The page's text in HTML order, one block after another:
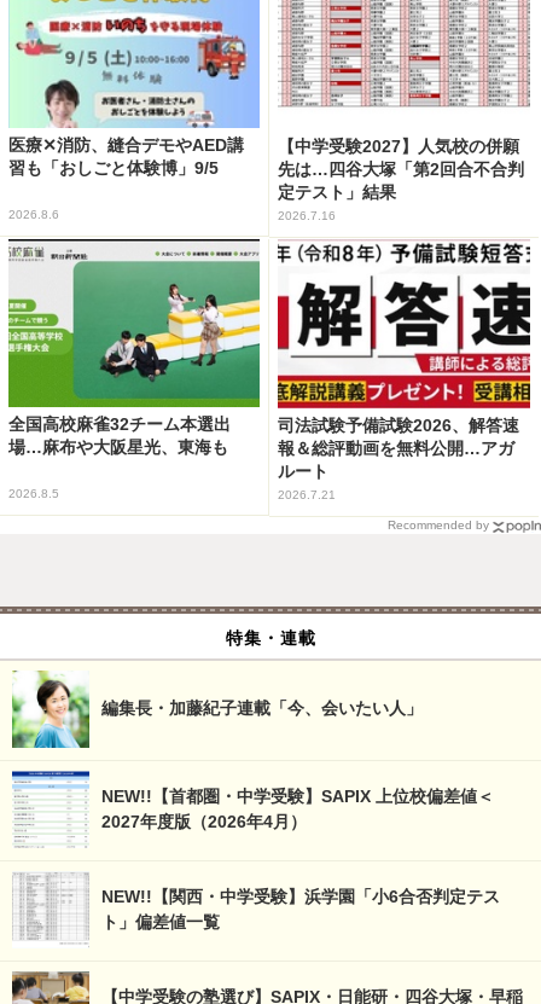
医療✕消防、縫合デモやAED講
習も「おしごと体験博」9/5
2026.8.6
【中学受験2027】人気校の併願
先は…四谷大塚「第2回合不合判
定テスト」結果
2026.7.16
全国高校麻雀32チーム本選出
場…麻布や大阪星光、東海も
2026.8.5
司法試験予備試験2026、解答速
報＆総評動画を無料公開…アガ
ルート
2026.7.21
Recommended by
特集・連載
編集長・加藤紀子連載「今、会いたい人」
NEW!!【首都圏・中学受験】SAPIX 上位校偏差値＜
2027年度版（2026年4月）
NEW!!【関西・中学受験】浜学園「小6合否判定テス
ト」偏差値一覧
【中学受験の塾選び】SAPIX・日能研・四谷大塚・早稲